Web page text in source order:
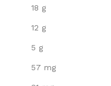
18 g
12 g
5 g
57 mg